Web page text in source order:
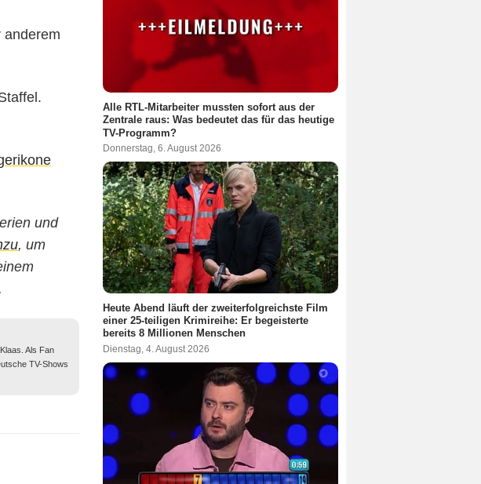
anderem
und
, um
Als Fan
TV-Shows
Alle RTL-Mitarbeiter mussten sofort aus der
Zentrale raus: Was bedeutet das für das heutige
TV-Programm?
Donnerstag, 6. August 2026
Heute Abend läuft der zweiterfolgreichste Film
einer 25-teiligen Krimireihe: Er begeisterte
bereits 8 Millionen Menschen
Dienstag, 4. August 2026